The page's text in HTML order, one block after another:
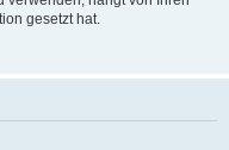
gesetzt hat.